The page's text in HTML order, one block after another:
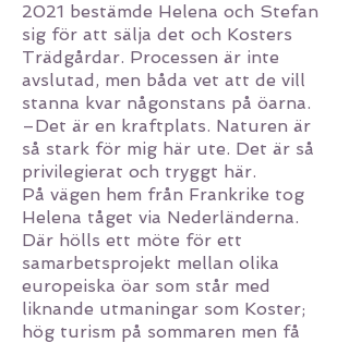
2021 bestämde Helena och Stefan
sig för att sälja det och Kosters
Trädgårdar. Processen är inte
avslutad, men båda vet att de vill
stanna kvar någonstans på öarna.
–Det är en kraftplats. Naturen är
så stark för mig här ute. Det är så
privilegierat och tryggt här.
På vägen hem från Frankrike tog
Helena tåget via Nederländerna.
Där hölls ett möte för ett
samarbetsprojekt mellan olika
europeiska öar som står med
liknande utmaningar som Koster;
hög turism på sommaren men få